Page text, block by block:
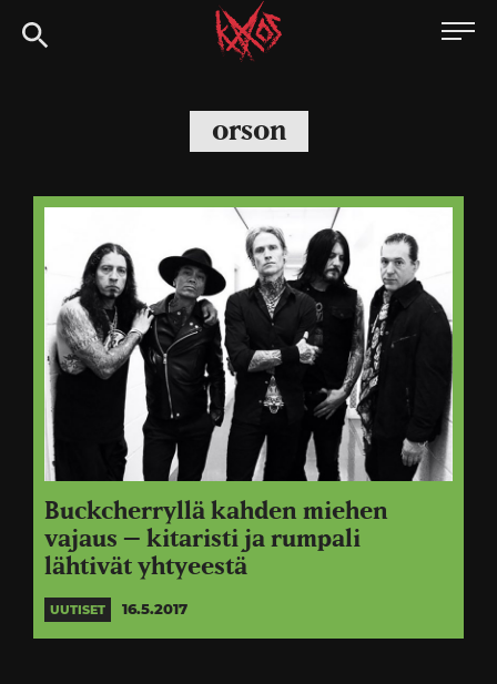
Siirry
suoraan
Kaaoszine
orson
Buckcherryllä kahden miehen
vajaus – kitaristi ja rumpali
lähtivät yhtyeestä
UUTISET 16.5.2017